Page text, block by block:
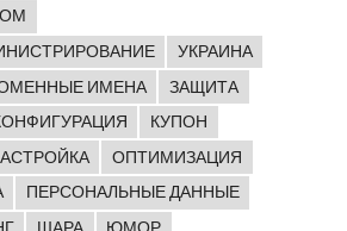
УКРАИНА
ИМЕНА
ЗАЩИТА
КУПОН
ОПТИМИЗАЦИЯ
ПЕРСОНАЛЬНЫЕ ДАННЫЕ